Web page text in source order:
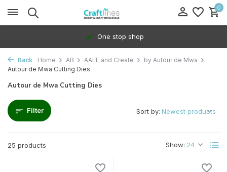
0
100% Dedicated to independents
Back Home AB AALL and Create
by Autour de Mwa
Autour de Mwa Cutting Dies
Autour de Mwa Cutting Dies
Filter
25 products Show:
Sort by: